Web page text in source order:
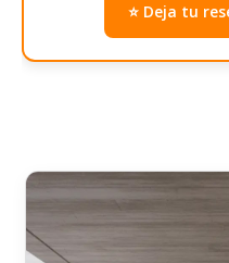
⭐ Deja tu